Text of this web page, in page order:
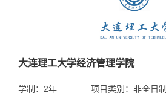
广州
大连理工大学经济管理学院
学制：2年
项目类别：非全日制